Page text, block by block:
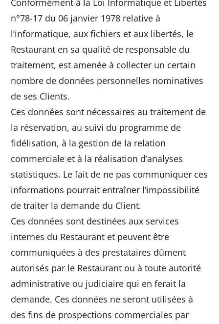
Conformément à la Loi Informatique et Libertés
n°78-17 du 06 janvier 1978 relative à
l’informatique, aux fichiers et aux libertés, le
Restaurant en sa qualité de responsable du
traitement, est amenée à collecter un certain
nombre de données personnelles nominatives
de ses Clients.
Ces données sont nécessaires au traitement de
la réservation, au suivi du programme de
fidélisation, à la gestion de la relation
commerciale et à la réalisation d’analyses
statistiques. Le fait de ne pas communiquer ces
informations pourrait entraîner l’impossibilité
de traiter la demande du Client.
Ces données sont destinées aux services
internes du Restaurant et peuvent être
communiquées à des prestataires dûment
autorisés par le Restaurant ou à toute autorité
administrative ou judiciaire qui en ferait la
demande. Ces données ne seront utilisées à
des fins de prospections commerciales par